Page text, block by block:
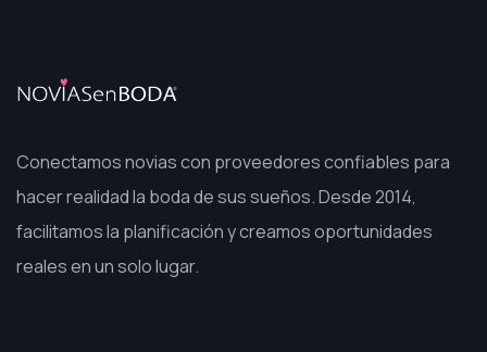
Conectamos novias con proveedores confiables para
hacer realidad la boda de sus sueños. Desde 2014,
facilitamos la planificación y creamos oportunidades
reales en un solo lugar.